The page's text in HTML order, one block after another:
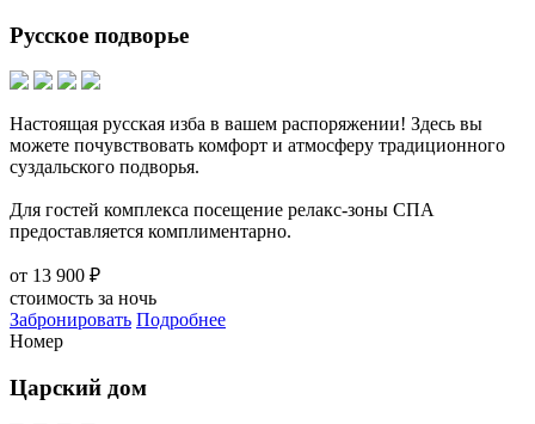
Русское подворье
Настоящая русская изба в вашем распоряжении! Здесь вы
можете почувствовать комфорт и атмосферу традиционного
суздальского подворья.
Для гостей комплекса посещение релакс-зоны СПА
предоставляется комплиментарно.
от 13 900 ₽
стоимость за ночь
Забронировать Подробнее
Номер
Царский дом